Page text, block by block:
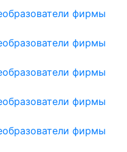
фирмы
фирмы
фирмы
фирмы
фирмы